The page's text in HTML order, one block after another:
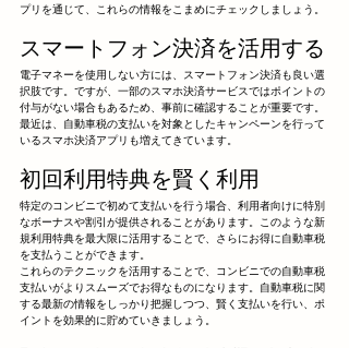
プリを通じて、これらの情報をこまめにチェックしましょう。
スマートフォン決済を活用する
電子マネーを使用しない方には、スマートフォン決済も良い選
択肢です。ですが、一部のスマホ決済サービスではポイントの
付与がない場合もあるため、事前に確認することが重要です。
最近は、自動車税の支払いを対象としたキャンペーンを行って
いるスマホ決済アプリも増えてきています。
初回利用特典を賢く利用
特定のコンビニで初めて支払いを行う場合、利用者向けに特別
なボーナスや割引が提供されることがあります。このような新
規利用特典を最大限に活用することで、さらにお得に自動車税
を支払うことができます。
これらのテクニックを活用することで、コンビニでの自動車税
支払いがよりスムーズでお得なものになります。自動車税に関
する最新の情報をしっかり把握しつつ、賢く支払いを行い、ポ
イントを効果的に貯めていきましょう。